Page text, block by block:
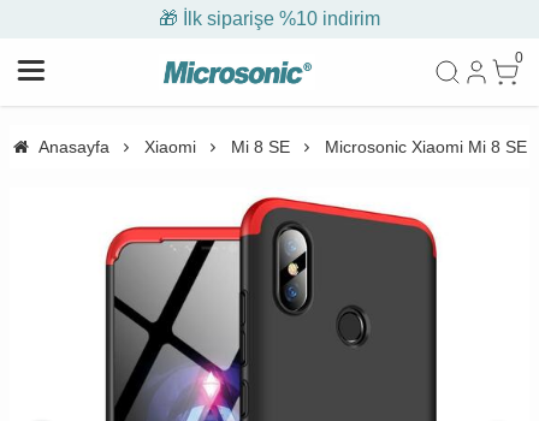
🎁 İlk siparişe %10 indirim
0
Anasayfa Xiaomi Mi 8 SE Microsonic Xiaomi Mi 8 SE